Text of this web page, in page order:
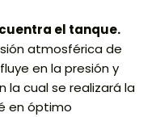
el tanque.
atmosférica de
en la presión y
la cual se realizará la
en óptimo